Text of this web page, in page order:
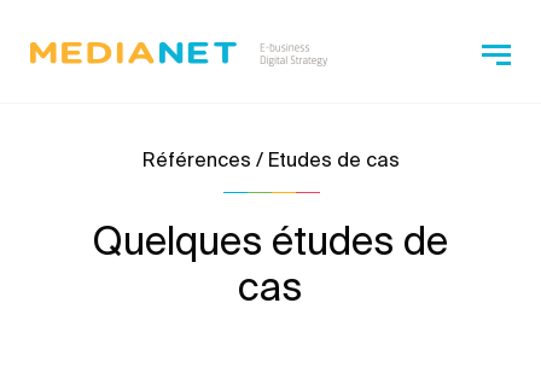
Références / Etudes de cas
Quelques études de
cas